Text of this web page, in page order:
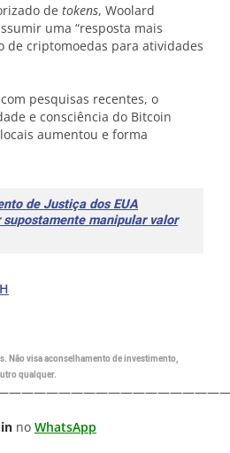
de tokens, Woolard
uma “resposta mais
de criptomoedas para atividades
pesquisas recentes, o
e consciência do Bitcoin
aumentou e forma
de Justiça dos EUA
manipular valor
Não visa aconselhamento de investimento,
qualquer.
no WhatsApp